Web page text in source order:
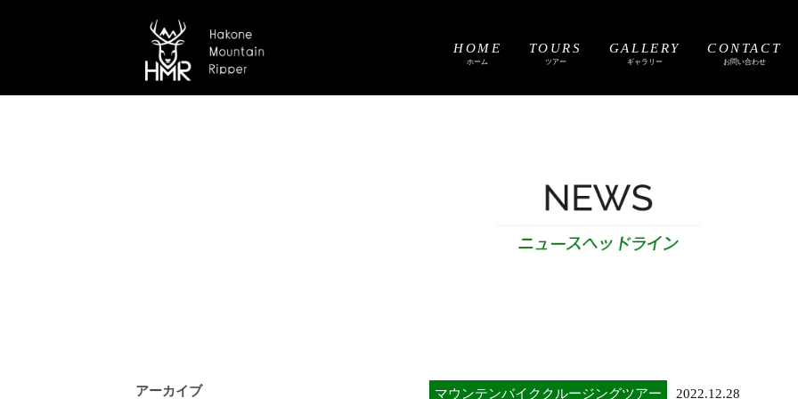
HOME
ホーム
TOURS
ツアー
GALLERY
ギャラリー
CONTACT
お問い合わせ
アーカイブ マウンテンバイククルージングツアー 2022.12.28